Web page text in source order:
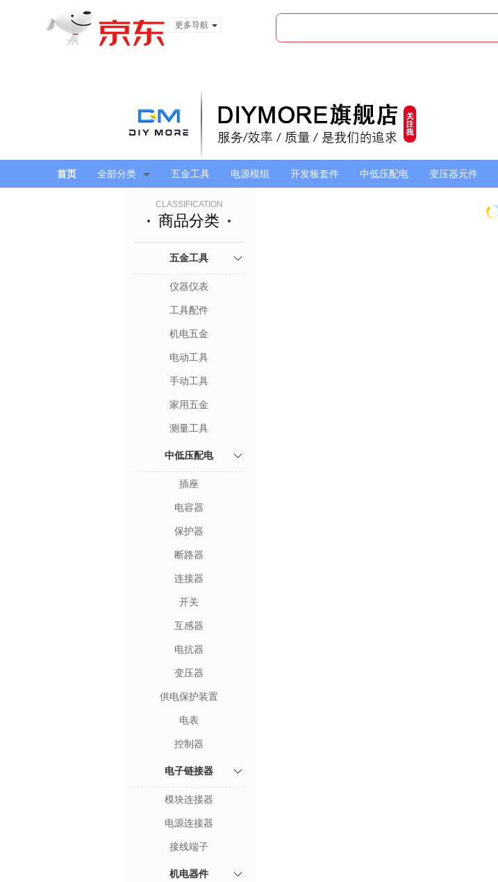
更多导航
首页 全部分类 五金工具 电源模组 开发板套件 中低压配电 变压器元件
CLASSIFICATION
商品分类
五金工具
仪器仪表
工具配件
机电五金
电动工具
手动工具
家用五金
测量工具
中低压配电
插座
电容器
保护器
断路器
连接器
开关
互感器
电抗器
变压器
供电保护装置
电表
控制器
电子链接器
模块连接器
电源连接器
接线端子
机电器件